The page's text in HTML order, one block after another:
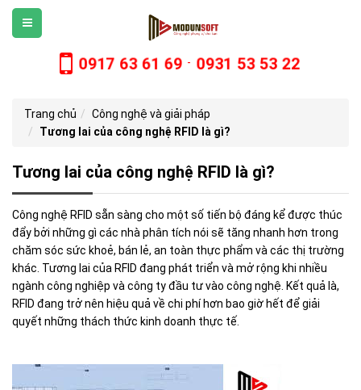
0917 63 61 69 - 0931 53 53 22
Trang chủ
Công nghệ và giải pháp
Tương lai của công nghệ RFID là gì?
Tương lai của công nghệ RFID là gì?
Công nghệ RFID sẵn sàng cho một số tiến bộ đáng kể được thúc
đẩy bởi những gì các nhà phân tích nói sẽ tăng nhanh hơn trong
chăm sóc sức khoẻ, bán lẻ, an toàn thực phẩm và các thị trường
khác. Tương lai của RFID đang phát triển và mở rộng khi nhiều
ngành công nghiệp và công ty đầu tư vào công nghệ. Kết quả là,
RFID đang trở nên hiệu quả về chi phí hơn bao giờ hết để giải
quyết những thách thức kinh doanh thực tế.